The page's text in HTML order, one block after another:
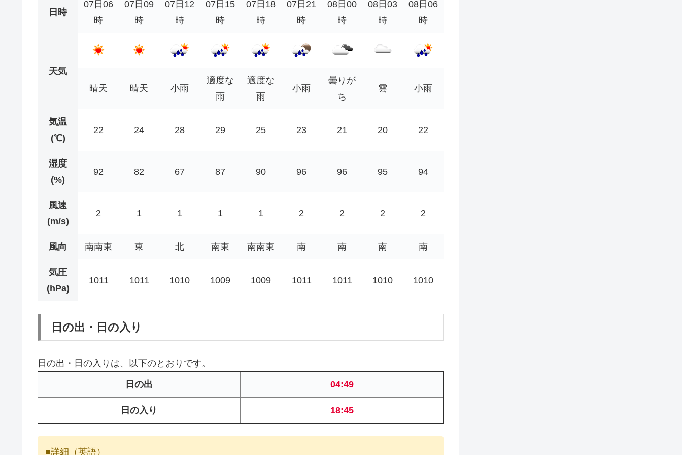
日時
07日06
時
07日09
時
07日12
時
07日15
時
07日18
時
07日21
時
08日00
時
08日03
時
08日06
時
天気
晴天
晴天 小雨
適度な
雨
適度な
雨
小雨
曇りが
ち
雲 小雨
気温
(℃)
22 24 28 29 25 23 21 20 22
湿度
(%)
92 82 67 87 90 96 96 95 94
風速
(m/s)
2 1 1 1 1 2 2 2 2
風向 南南東 東 北 南東 南南東 南 南 南 南
気圧
(hPa)
1011 1011 1010 1009 1009 1011 1011 1010 1010
日の出・日の入り
日の出・日の入りは、以下のとおりです。
日の出 04:49
日の入り 18:45
■詳細（英語）